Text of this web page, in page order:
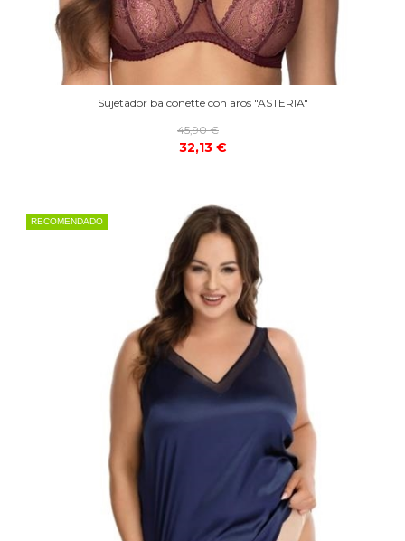
Sujetador balconette con aros "ASTERIA"
45,90 €
32,13 €
RECOMENDADO